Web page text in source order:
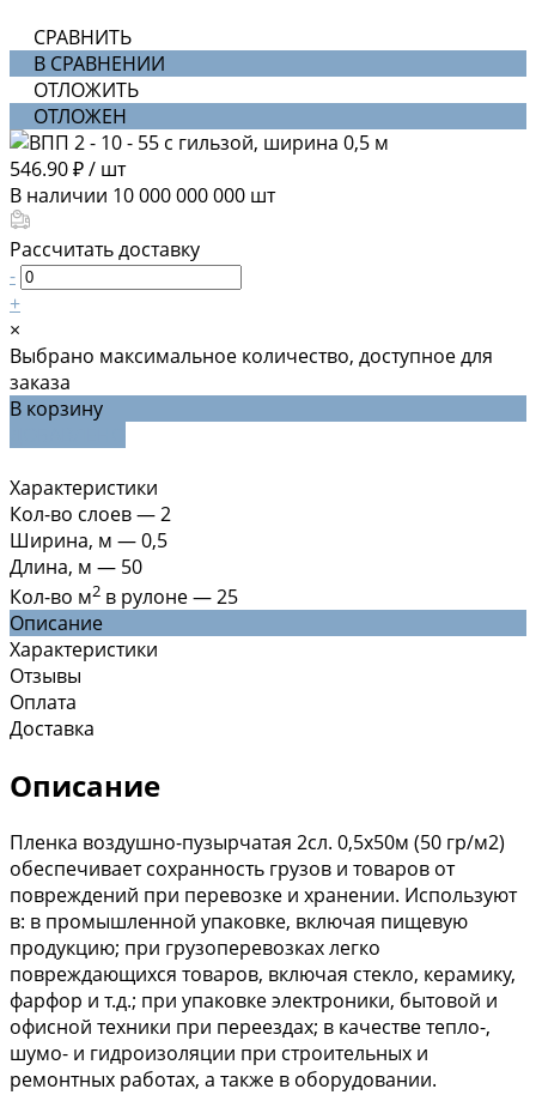
СРАВНИТЬ
В СРАВНЕНИИ
ОТЛОЖИТЬ
ОТЛОЖЕН
546.90 ₽/ шт
В наличии 10 000 000 000 шт
Рассчитать доставку
-
+
×
Выбрано максимальное количество, доступное для
заказа
В корзину
Характеристики
Кол-во слоев—2
Ширина, м —0,5
Длина, м — 50
Кол-во м2 в рулоне—25
Описание
Характеристики
Отзывы
Оплата
Доставка
Описание
Пленка воздушно-пузырчатая 2сл. 0,5х50м (50 гр/м2)
обеспечивает сохранность грузов и товаров от
повреждений при перевозке и хранении. Используют
в: в промышленной упаковке, включая пищевую
продукцию; при грузоперевозках легко
повреждающихся товаров, включая стекло, керамику,
фарфор и т.д.; при упаковке электроники, бытовой и
офисной техники при переездах; в качестве тепло-,
шумо- и гидроизоляции при строительных и
ремонтных работах, а также в оборудовании.